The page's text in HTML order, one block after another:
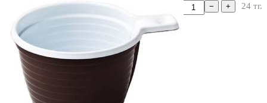
24 тг.
− +